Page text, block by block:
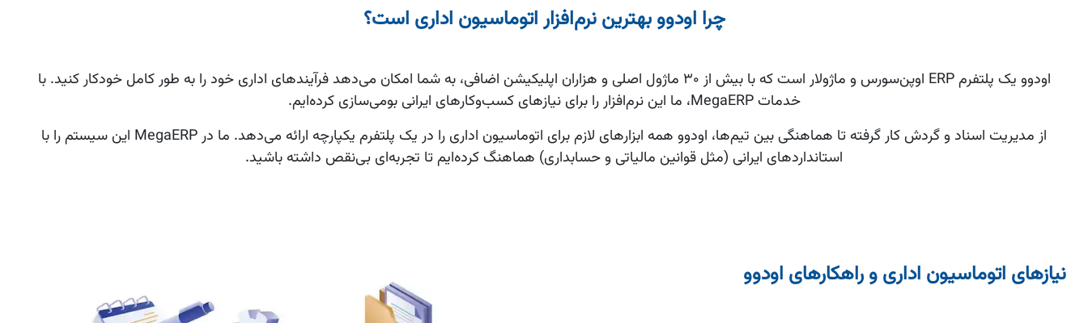
چرا اودوو بهترین نرم‌افزار اتوماسیون اداری است؟
اودوو یک پلتفرم ERP اوپن‌سورس و ماژولار است که با بیش از 30 ماژول اصلی و هزاران اپلیکیشن اضافی، به شما امکان می‌دهد فرآیندهای اداری خود را به طور کامل خودکار کنید. با
خدمات MegaERP، ما این نرم‌افزار را برای نیازهای کسب‌وکارهای ایرانی بومی‌سازی کرده‌ایم.​
از مدیریت اسناد و گردش کار گرفته تا هماهنگی بین تیم‌ها، اودوو همه ابزارهای لازم برای اتوماسیون اداری را در یک پلتفرم یکپارچه ارائه می‌دهد. ما در MegaERP این سیستم را با
استانداردهای ایرانی (مثل قوانین مالیاتی و حسابداری) هماهنگ کرده‌ایم تا تجربه‌ای بی‌نقص داشته باشید.
نیازهای اتوماسیون اداری وراهکارهای اودوو